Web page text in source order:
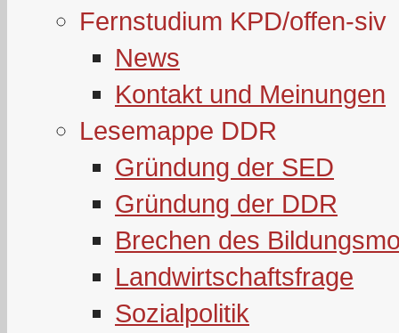
Fernstudium KPD/offen-siv
News
Kontakt und Meinungen
Lesemappe DDR
Gründung der SED
Gründung der DDR
Brechen des
Landwirtschaftsfrage
Sozialpolitik